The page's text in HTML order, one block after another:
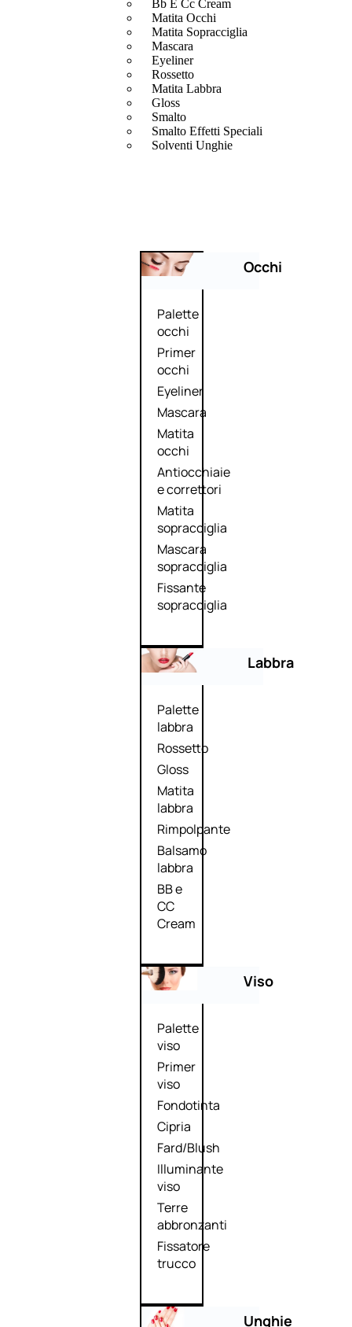
Bb E Cc Cream
Matita Occhi
Matita Sopracciglia
Mascara
Eyeliner
Rossetto
Matita Labbra
Gloss
Smalto
Smalto Effetti Speciali
Solventi Unghie
Occhi
Palette
occhi
Primer
occhi
Eyeliner
Mascara
Matita
occhi
Antiocchiaie
e correttori
Matita
sopracciglia
Mascara
sopracciglia
Fissante
sopracciglia
Labbra
Palette
labbra
Rossetto
Gloss
Matita
labbra
Rimpolpante
Balsamo
labbra
BB e
CC
Cream
Viso
Palette
viso
Primer
viso
Fondotinta
Cipria
Fard/Blush
Illuminante
viso
Terre
abbronzanti
Fissatore
trucco
Unghie